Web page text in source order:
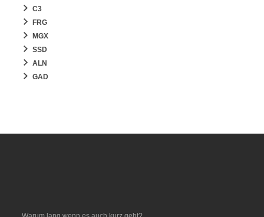
C3
FRG
MGX
SSD
ALN
GAD